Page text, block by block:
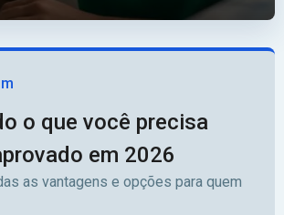
o que você precisa
em 2026
as vantagens e opções para quem